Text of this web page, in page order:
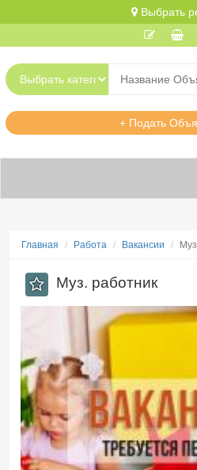
Выбрать
+ Подать
Главная Работа Вакансии
Муз. работник